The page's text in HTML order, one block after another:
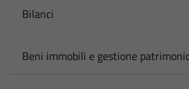
Bilanci
Beni immobili e gestione